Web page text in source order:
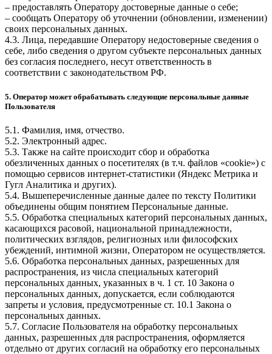
– предоставлять Оператору достоверные данные о себе;
– сообщать Оператору об уточнении (обновлении, изменении)
своих персональных данных.
4.3. Лица, передавшие Оператору недостоверные сведения о
себе, либо сведения о другом субъекте персональных данных
без согласия последнего, несут ответственность в
соответствии с законодательством РФ.
5. Оператор может обрабатывать следующие персональные данные
Пользователя
5.1. Фамилия, имя, отчество.
5.2. Электронный адрес.
5.3. Также на сайте происходит сбор и обработка
обезличенных данных о посетителях (в т.ч. файлов «cookie») с
помощью сервисов интернет-статистики (Яндекс Метрика и
Гугл Аналитика и других).
5.4. Вышеперечисленные данные далее по тексту Политики
объединены общим понятием Персональные данные.
5.5. Обработка специальных категорий персональных данных,
касающихся расовой, национальной принадлежности,
политических взглядов, религиозных или философских
убеждений, интимной жизни, Оператором не осуществляется.
5.6. Обработка персональных данных, разрешенных для
распространения, из числа специальных категорий
персональных данных, указанных в ч. 1 ст. 10 Закона о
персональных данных, допускается, если соблюдаются
запреты и условия, предусмотренные ст. 10.1 Закона о
персональных данных.
5.7. Согласие Пользователя на обработку персональных
данных, разрешенных для распространения, оформляется
отдельно от других согласий на обработку его персональных